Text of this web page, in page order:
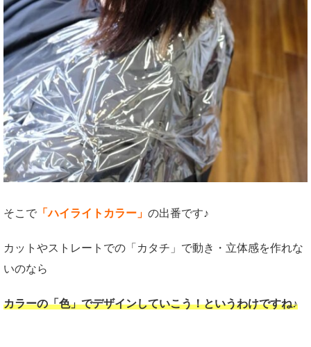
そこで 「ハイライトカラー」 の出番です♪
カットやストレートでの「カタチ」で動き・立体感を作れな
いのなら
カラーの「色」でデザインしていこう！というわけですね♪